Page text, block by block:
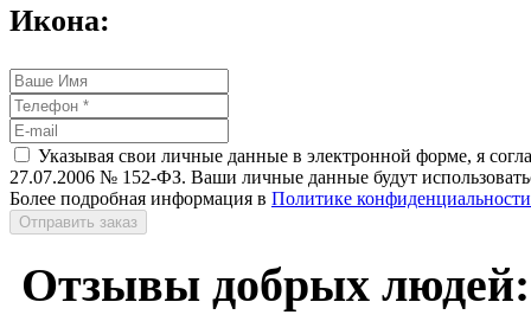
Икона:
Указывая свои личные данные в электронной форме, я
27.07.2006 № 152-ФЗ. Ваши личные данные будут
Более подробная информация в Политике конфиденциальности
Отправить заказ
Отзывы добрых людей: